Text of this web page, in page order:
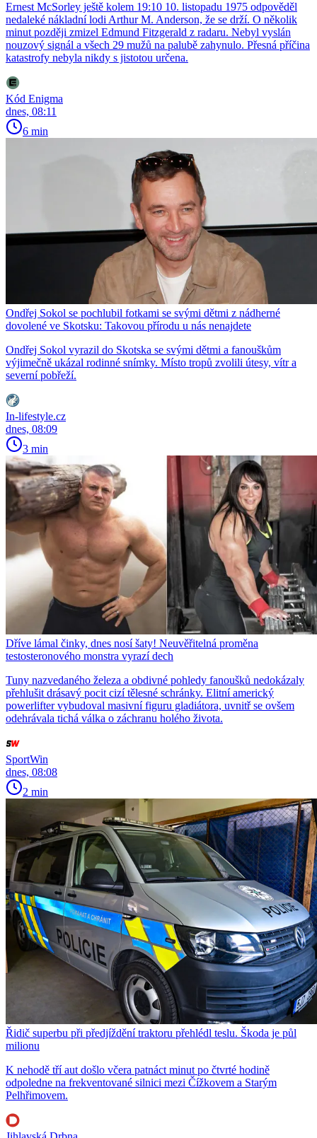
Ernest McSorley ještě kolem 19:10 10. listopadu 1975 odpověděl
nedaleké nákladní lodi Arthur M. Anderson, že se drží. O několik
minut později zmizel Edmund Fitzgerald z radaru. Nebyl vyslán
nouzový signál a všech 29 mužů na palubě zahynulo. Přesná příčina
katastrofy nebyla nikdy s jistotou určena.
Kód Enigma
dnes, 08:11
6 min
Ondřej Sokol se pochlubil fotkami se svými dětmi z nádherné
dovolené ve Skotsku: Takovou přírodu u nás nenajdete
Ondřej Sokol vyrazil do Skotska se svými dětmi a fanouškům
výjimečně ukázal rodinné snímky. Místo tropů zvolili útesy, vítr a
severní pobřeží.
In-lifestyle.cz
dnes, 08:09
3 min
Dříve lámal činky, dnes nosí šaty! Neuvěřitelná proměna
testosteronového monstra vyrazí dech
Tuny nazvedaného železa a obdivné pohledy fanoušků nedokázaly
přehlušit drásavý pocit cizí tělesné schránky. Elitní americký
powerlifter vybudoval masivní figuru gladiátora, uvnitř se ovšem
odehrávala tichá válka o záchranu holého života.
SportWin
dnes, 08:08
2 min
Řidič superbu při předjíždění traktoru přehlédl teslu. Škoda je půl
milionu
K nehodě tří aut došlo včera patnáct minut po čtvrté hodině
odpoledne na frekventované silnici mezi Čížkovem a Starým
Pelhřimovem.